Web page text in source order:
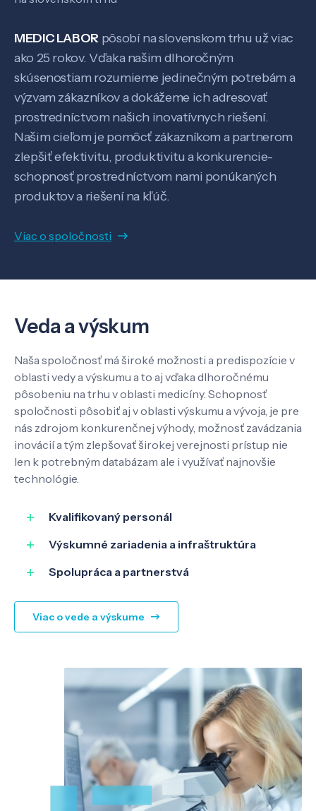
Veda a výskum
Pôsobenie
SK EN
MEDIC LABOR pôsobí na slovenskom trhu už viac
ako 25 rokov. Vďaka našim dlhoročným
skúsenostiam rozumieme jedinečným potrebám a
výzvam zákazníkov a dokážeme ich adresovať
prostredníctvom našich inovatívnych riešení.
Našim cieľom je pomôcť zákazníkom a partnerom
zlepšiť efektivitu, produktivitu a konkurencie-
schopnosť prostredníctvom nami ponúkaných
produktov a riešení na kľúč.
Viac o spoločnosti
Veda a výskum
Naša spoločnosť má široké možnosti a predispozície v
oblasti vedy a výskumu a to aj vďaka dlhoročnému
pôsobeniu na trhu v oblasti medicíny. Schopnosť
spoločnosti pôsobiť aj v oblasti výskumu a vývoja, je pre
nás zdrojom konkurenčnej výhody, možnosť zavádzania
inovácií a tým zlepšovať širokej verejnosti prístup nie
len k potrebným databázam ale i využívať najnovšie
technológie.
Kvalifikovaný personál
Výskumné zariadenia a infraštruktúra
Spolupráca a partnerstvá
Viac o vede a výskume